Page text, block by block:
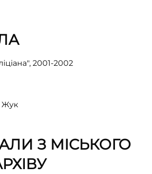
2001-2002
Жук
З МІСЬКОГО